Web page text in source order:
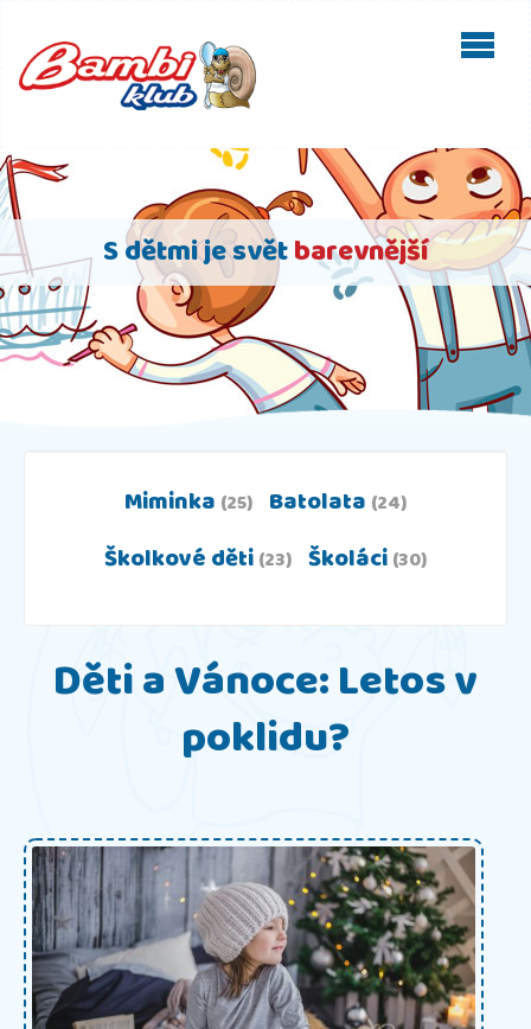
S dětmi je světbarevnější
Miminka (25) Batolata (24)
Školkové děti (23) Školáci (30)
Děti a Vánoce: Letos v
poklidu?